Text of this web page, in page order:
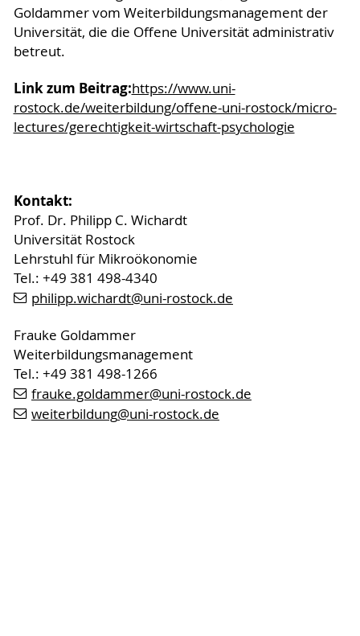
Goldammer vom Weiterbildungsmanagement der
Universität, die die Offene Universität administrativ
betreut.
Link zum Beitrag:https://www.uni-
rostock.de/weiterbildung/offene-uni-rostock/micro-
lectures/gerechtigkeit-wirtschaft-psychologie
Kontakt:
Prof. Dr. Philipp C. Wichardt
Universität Rostock
Lehrstuhl für Mikroökonomie
Tel.: +49 381 498-4340
philipp.wichardt@uni-rostock.de
Frauke Goldammer
Weiterbildungsmanagement
Tel.: +49 381 498-1266
frauke.goldammer@uni-rostock.de
weiterbildung@uni-rostock.de